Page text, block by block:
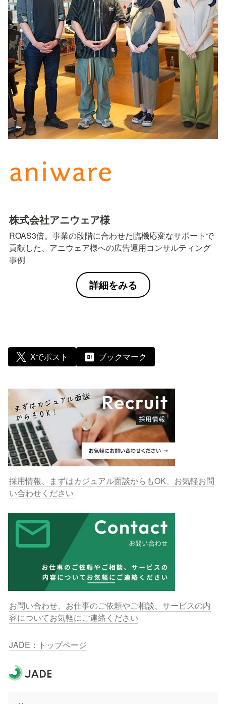
株式会社アニウェア様
ROAS3倍。事業の段階に合わせた臨機応変なサポートで
貢献した、アニウェア様への広告運用コンサルティング
事例
詳細をみる
Xでポスト ブックマーク
採用情報、まずはカジュアル面談からもOK、お気軽お問
い合わせください
お問い合わせ、お仕事のご依頼やご相談、サービスの内
容についてお気軽にご連絡ください
JADE：トップページ